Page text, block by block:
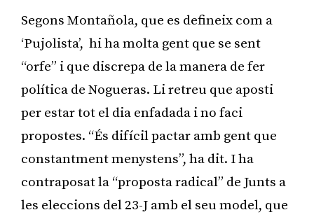
Segons Montañola, que es defineix com a
‘Pujolista’, hi ha molta gent que se sent
“orfe” i que discrepa de la manera de fer
política de Nogueras. Li retreu que aposti
per estar tot el dia enfadada i no faci
propostes. “És difícil pactar amb gent que
constantment menystens”, ha dit. I ha
contraposat la “proposta radical” de Junts a
les eleccions del 23-J amb el seu model, que